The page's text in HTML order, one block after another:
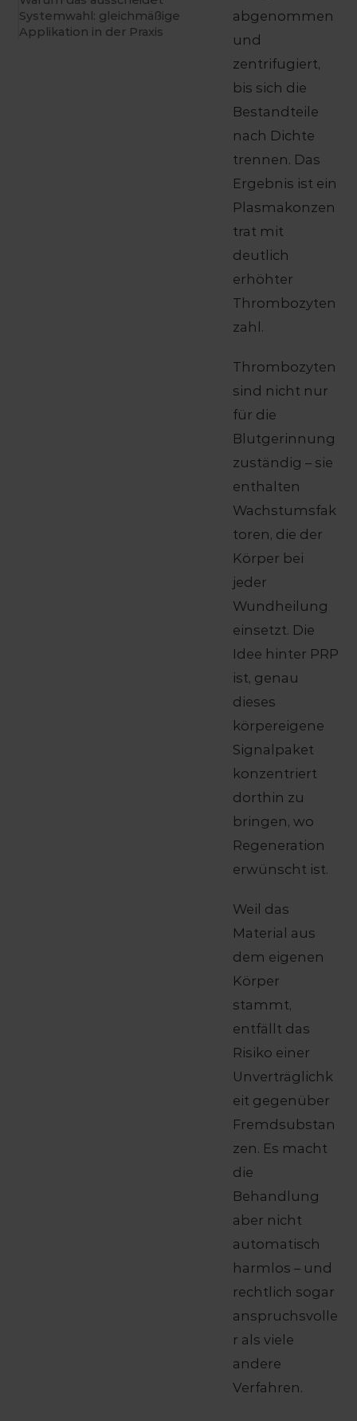
Systemwahl: gleichmäßige
Applikation in der Praxis
abgenommen
und
zentrifugiert,
bis sich die
Bestandteile
nach Dichte
trennen. Das
Ergebnis ist ein
Plasmakonzen
trat mit
deutlich
erhöhter
Thrombozyten
zahl.
Thrombozyten
sind nicht nur
für die
Blutgerinnung
zuständig – sie
enthalten
Wachstumsfak
toren, die der
Körper bei
jeder
Wundheilung
einsetzt. Die
Idee hinter PRP
ist, genau
dieses
körpereigene
Signalpaket
konzentriert
dorthin zu
bringen, wo
Regeneration
erwünscht ist.
Weil das
Material aus
dem eigenen
Körper
stammt,
entfällt das
Risiko einer
Unverträglichk
eit gegenüber
Fremdsubstan
zen. Es macht
die
Behandlung
aber nicht
automatisch
harmlos – und
rechtlich sogar
anspruchsvolle
r als viele
andere
Verfahren.